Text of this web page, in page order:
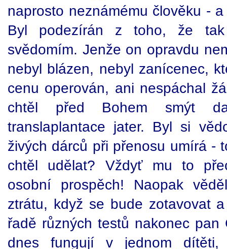
naprosto neznámému člověku -
Byl podezírán z toho, že
svědomím. Jenže on opravdu
nebyl blázen, nebyl zanícenec,
cenu operován, ani nespáchal
chtěl před Bohem smýt
translaplantace jater. Byl si
živých dárců při přenosu umírá -
chtěl udělat? Vždyť mu to
osobní prospěch! Naopak
ztrátu, když se bude zotavovat
řadě různých testů nakonec
dnes fungují v jednom